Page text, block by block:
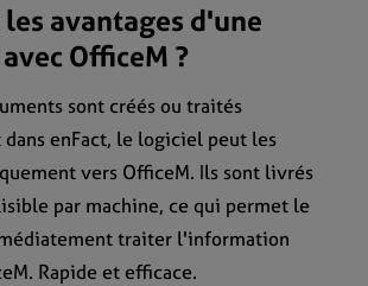
avantages d'une
OfficeM ?
sont créés ou traités
enFact, le logiciel peut les
vers OfficeM. Ils sont livrés
par machine, ce qui permet le
traiter l'information
Rapide et efficace.